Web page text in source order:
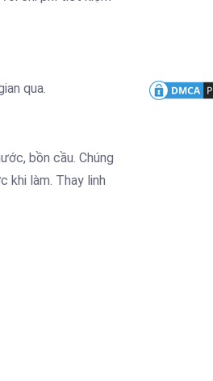
qua.
bồn cầu. Chúng
khi làm. Thay linh